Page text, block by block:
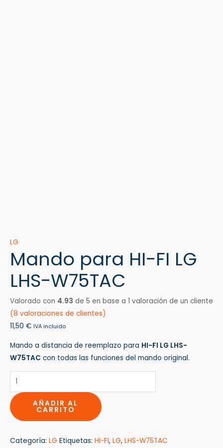
LG
Mando para HI-FI LG
LHS-W75TAC
Valorado con 4.93 de 5 en base a 1 valoración de un cliente
(8 valoraciones de clientes)
11,50 € IVA incluido
Mando a distancia de reemplazo para HI-FI LG LHS-
W75TAC con todas las funciones del mando original.
AÑADIR AL
CARRITO
Categoría: LG Etiquetas: HI-FI, LG, LHS-W75TAC